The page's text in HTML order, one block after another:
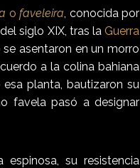
o faveleira , conocida por
siglo XIX, tras la Guerra
asentaron en un morro
a la colina bahiana
planta, bautizaron su
favela pasó a designar
su resistencia